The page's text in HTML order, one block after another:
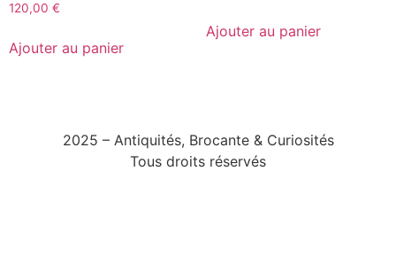
120,00 €
Ajouter au panier
Ajouter au panier
2025 – Antiquités, Brocante & Curiosités
Tous droits réservés